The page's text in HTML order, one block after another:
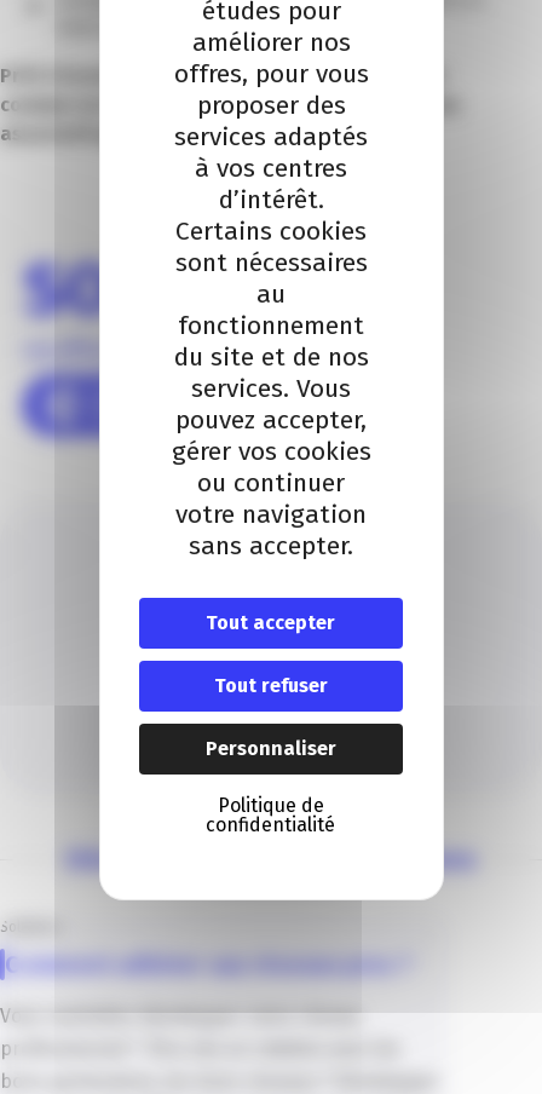
fédérations du département
Prêt à booster votre réseau et le développement
commercial de votre quartier ? rejoignez le réseau
associatif qui vous correspond !
PÔLE COMMERCE
Je contacte un conseiller
Solutions
Comment adhérer aux réseaux pros ?
Vous souhaitez développer votre réseau
professionnel ? Être mis en relation avec les
bons partenaires, les bons réseaux ? Développer
études pour
améliorer nos
offres, pour vous
proposer des
services adaptés
à vos centres
d’intérêt.
Certains cookies
sont nécessaires
au
fonctionnement
du site et de nos
services. Vous
pouvez accepter,
gérer vos cookies
ou continuer
votre navigation
sans accepter.
Tout accepter
Tout refuser
Personnaliser
Politique de
confidentialité